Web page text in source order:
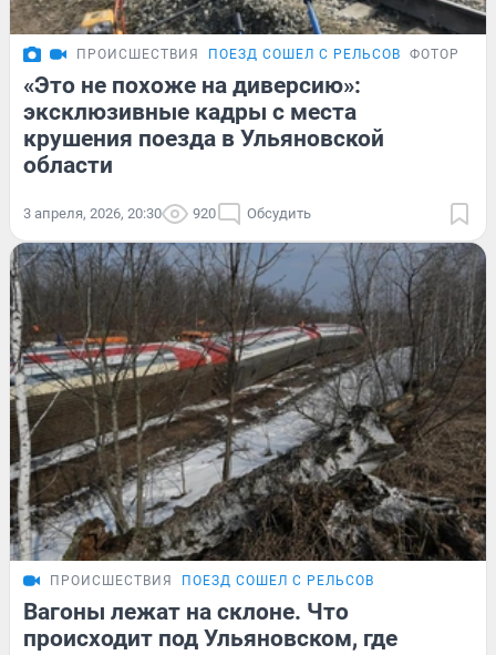
ПРОИСШЕСТВИЯ ПОЕЗД СОШЕЛ С РЕЛЬСОВ
«Это не похоже на диверсию»:
эксклюзивные кадры с места
крушения поезда в Ульяновской
области
3 апреля, 2026, 20:30 920 Обсудить
ПРОИСШЕСТВИЯ ПОЕЗД СОШЕЛ С РЕЛЬСОВ
Вагоны лежат на склоне. Что
происходит под Ульяновском, где